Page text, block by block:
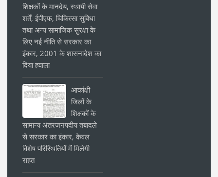
शिक्षकों के मानदेय, स्थायी सेवा
शर्तें, ईपीएफ, चिकित्सा सुविधा
तथा अन्य सामाजिक सुरक्षा के
लिए नई नीति से सरकार का
इंकार, 2001 के शासनादेश का
दिया हवाला
आकांक्षी
जिलों के
शिक्षकों के
सामान्य अंतरजनपदीय तबादले
से सरकार का इंकार, केवल
विशेष परिस्थितियों में मिलेगी
राहत